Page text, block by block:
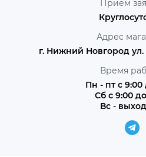
Прием
Адрес
г. Нижний Новгород
Время
Пн - пт с 9:00
Сб с 9:00
Вс -